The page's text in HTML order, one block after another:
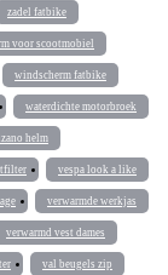
zadel fatbike
voor scootmobiel
windscherm fatbike
waterdichte motorbroek
helm
vespa look a like
verwarmde werkjas
verwarmd vest dames
val beugels zip